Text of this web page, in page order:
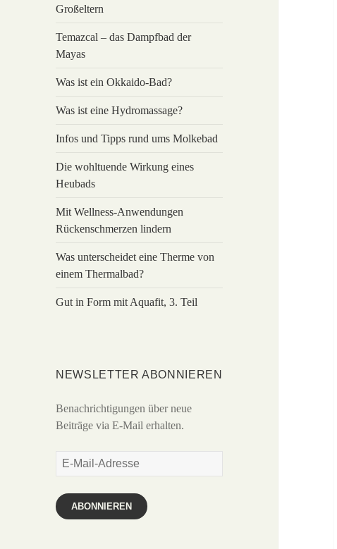
Großeltern
Temazcal – das Dampfbad der
Mayas
Was ist ein Okkaido-Bad?
Was ist eine Hydromassage?
Infos und Tipps rund ums Molkebad
Die wohltuende Wirkung eines
Heubads
Mit Wellness-Anwendungen
Rückenschmerzen lindern
Was unterscheidet eine Therme von
einem Thermalbad?
Gut in Form mit Aquafit, 3. Teil
NEWSLETTER ABONNIEREN
Benachrichtigungen über neue
Beiträge via E-Mail erhalten.
E-
Adresse
ABONNIEREN